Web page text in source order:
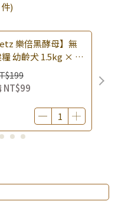
件)
樂倍黑酵母】無
幼齡犬 1.5kg × 包
期20260818) 狗乾糧
幼犬飼料 無穀配方｜
NT$99